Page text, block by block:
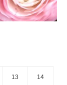
13 14